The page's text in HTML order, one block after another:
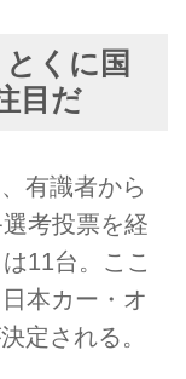
くに国
目だ
有識者から
考投票を経
11台。ここ
本カー・オ
定される。